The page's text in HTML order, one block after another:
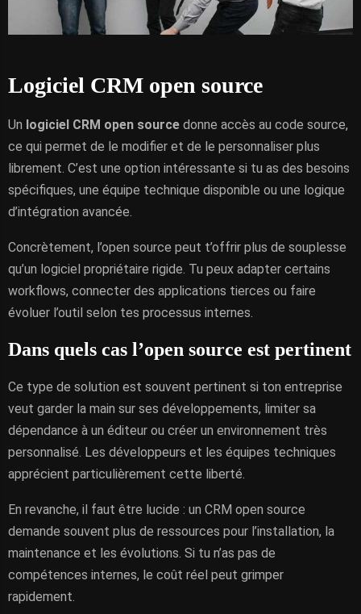
Logiciel CRM open source
Un logiciel CRM open source donne accès au code source,
ce qui permet de le modifier et de le personnaliser plus
librement. C’est une option intéressante si tu as des besoins
spécifiques, une équipe technique disponible ou une logique
d’intégration avancée.
Concrètement, l’open source peut t’offrir plus de souplesse
qu’un logiciel propriétaire rigide. Tu peux adapter certains
workflows, connecter des applications tierces ou faire
évoluer l’outil selon tes processus internes.
Dans quels cas l’open source est pertinent
Ce type de solution est souvent pertinent si ton entreprise
veut garder la main sur ses développements, limiter sa
dépendance à un éditeur ou créer un environnement très
personnalisé. Les développeurs et les équipes techniques
apprécient particulièrement cette liberté.
En revanche, il faut être lucide : un CRM open source
demande souvent plus de ressources pour l’installation, la
maintenance et les évolutions. Si tu n’as pas de
compétences internes, le coût réel peut grimper
rapidement.